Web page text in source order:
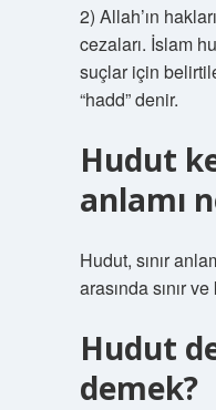
2) Allah’ın
cezaları. İslam
suçlar için
“hadd” denir.
Hudut
anlamı
Hudut, sınır
arasında sınır
Hudut
demek?